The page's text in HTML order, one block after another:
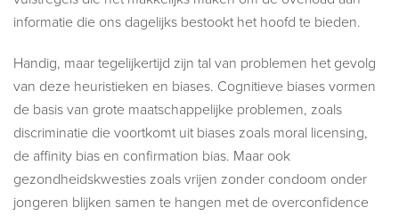
informatie die ons dagelijks bestookt het hoofd te bieden.
Handig, maar tegelijkertijd zijn tal van problemen het gevolg
van deze heuristieken en biases. Cognitieve biases vormen
de basis van grote maatschappelijke problemen, zoals
discriminatie die voortkomt uit biases zoals moral licensing,
de affinity bias en confirmation bias. Maar ook
gezondheidskwesties zoals vrijen zonder condoom onder
jongeren blijken samen te hangen met de overconfidence